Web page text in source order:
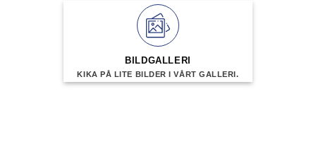
BILDGALLERI
KIKA PÅ LITE BILDER I VÅRT GALLERI.